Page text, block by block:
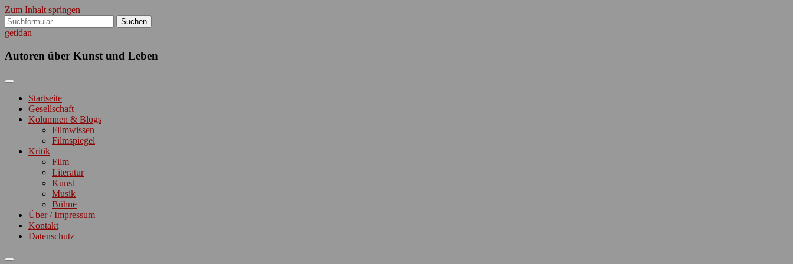
Zum Inhalt springen
Suchen
nach:
getidan
Autoren über Kunst und Leben
Startseite
Gesellschaft
Kolumnen & Blogs
Filmwissen
Filmspiegel
Kritik
Film
Literatur
Kunst
Musik
Bühne
Über / Impressum
Kontakt
Datenschutz